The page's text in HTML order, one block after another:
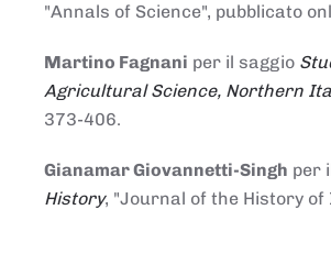
"Annals of Science", pubblicato
Martino Fagnani per il saggio
Agricultural Science, Northern
373-406.
Gianamar Giovannetti-Singh per
History, "Journal of the History of